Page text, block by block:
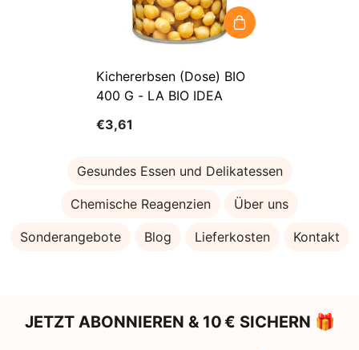
Kichererbsen (Dose) BIO
400 G - LA BIO IDEA
€3,61
Gesundes Essen und Delikatessen
Chemische Reagenzien Über uns
Sonderangebote Blog Lieferkosten Kontakt
JETZT ABONNIEREN & 10 € SICHERN 🎁